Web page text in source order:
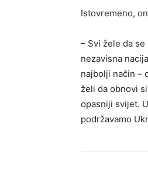
Istovremeno,
– Svi žele da
nezavisna
najbolji način –
želi da obnovi
opasniji svijet.
podržavamo